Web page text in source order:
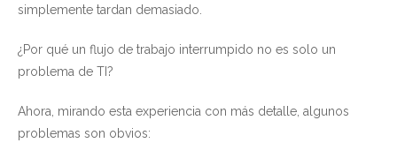
simplemente tardan demasiado.
¿Por qué un flujo de trabajo interrumpido no es solo un
problema de TI?
Ahora, mirando esta experiencia con más detalle, algunos
problemas son obvios: